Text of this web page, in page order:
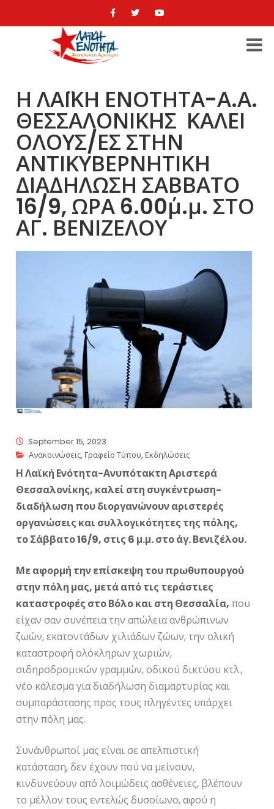
Η ΛΑΪΚΗ ΕΝΟΤΗΤΑ-Α.Α.
ΘΕΣΣΑΛΟΝΙΚΗΣ ΚΑΛΕΙ
ΟΛΟΥΣ/ΕΣ ΣΤΗΝ
ΑΝΤΙΚΥΒΕΡΝΗΤΙΚΗ
ΔΙΑΔΗΛΩΣΗ ΣΑΒΒΑΤΟ
16/9, ΩΡΑ 6.00΄μ.μ. ΣΤΟ
ΑΓ. ΒΕΝΙΖΕΛΟΥ
September 15, 2023
Ανακοινώσεις,Γραφείο Τύπου,Εκδηλώσεις
Η Λαϊκή Ενότητα-Ανυπότακτη Αριστερά
Θεσσαλονίκης, καλεί στη συγκέντρωση-
διαδήλωση που διοργανώνουν αριστερές
οργανώσεις και συλλογικότητες της πόλης,
το Σάββατο 16/9, στις 6 μ.μ. στο άγ. Βενιζέλου.
Με αφορμή την επίσκεψη του πρωθυπουργού
στην πόλη μας, μετά από τις τεράστιες
καταστροφές στο Βόλο και στη Θεσσαλία, που
είχαν σαν συνέπεια την απώλεια ανθρώπινων
ζωών, εκατοντάδων χιλιάδων ζώων, την ολική
καταστροφή ολόκληρων χωριών,
σιδηροδρομικών γραμμών, οδικού δικτύου κτλ.,
νέο κάλεσμα για διαδήλωση διαμαρτυρίας και
συμπαράστασης προς τους πληγέντες υπάρχει
στην πόλη μας.
Συνάνθρωποί μας είναι σε απελπιστική
κατάσταση, δεν έχουν πού να μείνουν,
κινδυνεύουν από λοιμώδεις ασθένειες, βλέπουν
το μέλλον τους εντελώς δυσοίωνο, αφού η